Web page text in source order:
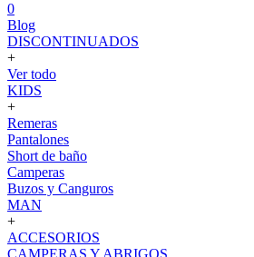
0
Blog
DISCONTINUADOS
+
Ver todo
KIDS
+
Remeras
Pantalones
Short de baño
Camperas
Buzos y Canguros
MAN
+
ACCESORIOS
CAMPERAS Y ABRIGOS